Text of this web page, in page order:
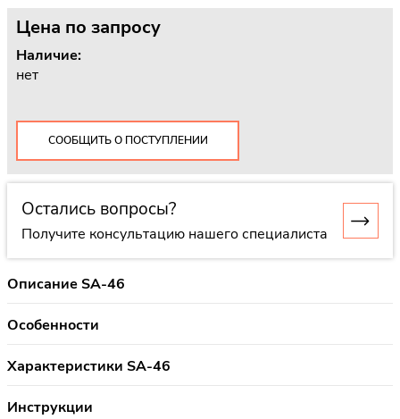
Цена по запросу
Наличие:
нет
СООБЩИТЬ О ПОСТУПЛЕНИИ
Остались вопросы?
Получите консультацию нашего специалиста
Описание SA-46
Особенности
Характеристики SA-46
Инструкции